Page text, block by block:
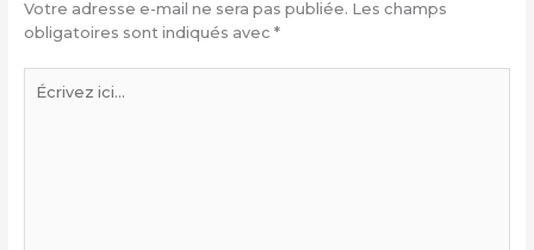
Votre adresse e-mail ne sera pas publiée. Les champs
obligatoires sont indiqués avec *
ici…